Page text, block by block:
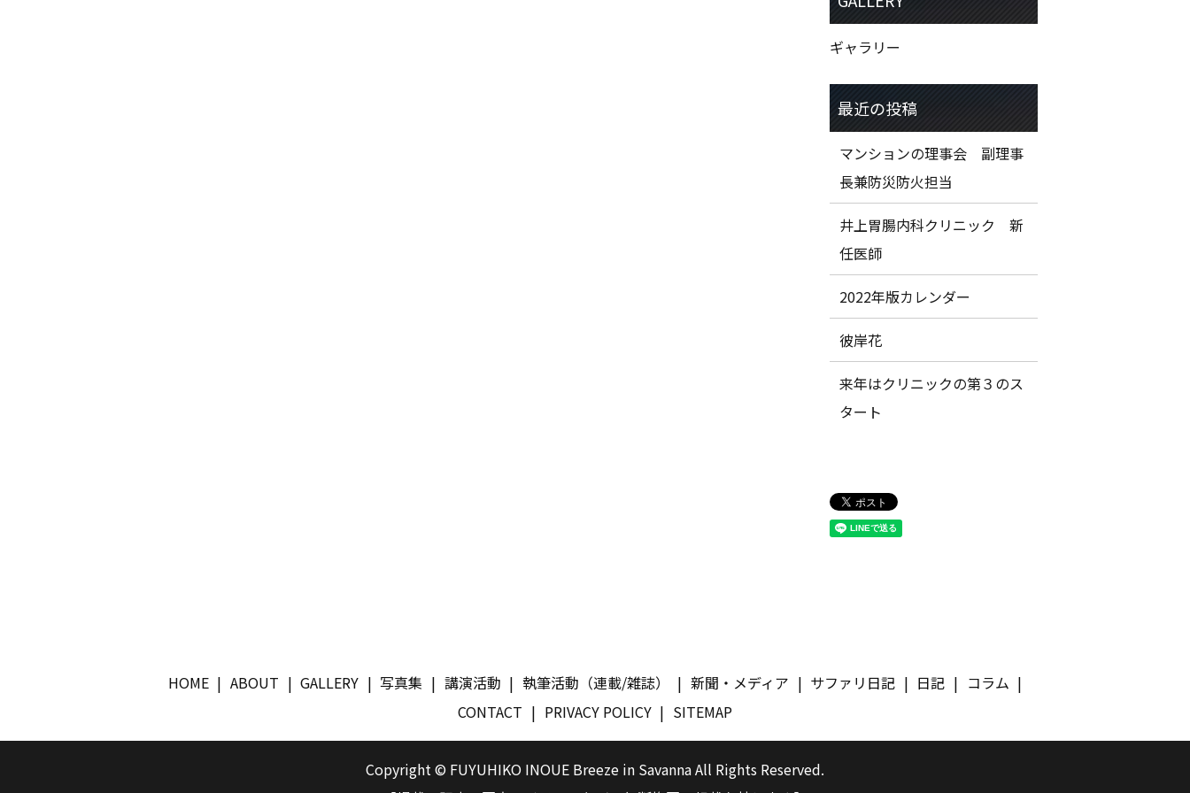
ギャラリー
マンションの理事会 副理事
長兼防災防火担当
井上胃腸内科クリニック 新
任医師
2022年版カレンダー
彼岸花
来年はクリニックの第３のス
タート
HOME ABOUT GALLERY 写真集 講演活動 執筆活動（連載/雑誌） 新聞・メディア サファリ日記 日記
コラム
CONTACT
PRIVACY POLICY SITEMAP
Copyright © FUYUHIKO INOUE Breeze in Savanna All Rights Reserved.